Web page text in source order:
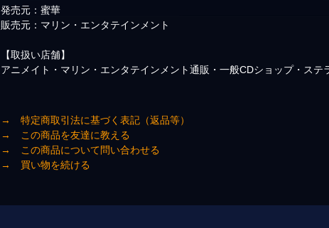
発売元：蜜華
販売元：マリン・エンタテインメント
【取扱い店舗】
アニメイト・マリン・エンタテインメント通販・一般CDショップ・ステ
→ 特定商取引法に基づく表記（返品等）
→ この商品を友達に教える
→ この商品について問い合わせる
→ 買い物を続ける